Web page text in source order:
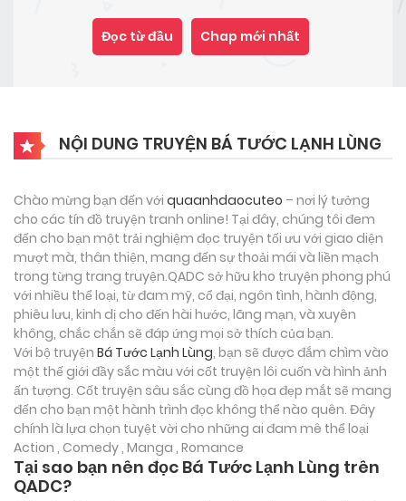
Đọc từ đầu Chap mới nhất
NỘI DUNG TRUYỆN BÁ TƯỚC LẠNH LÙNG
Chào mừng bạn đến với quaanhdaocuteo – nơi lý tưởng
cho các tín đồ truyện tranh online! Tại đây, chúng tôi đem
đến cho bạn một trải nghiệm đọc truyện tối ưu với giao diện
mượt mà, thân thiện, mang đến sự thoải mái và liền mạch
trong từng trang truyện.QADC sở hữu kho truyện phong phú
với nhiều thể loại, từ đam mỹ, cổ đại, ngôn tình, hành động,
phiêu lưu, kinh dị cho đến hài hước, lãng mạn, và xuyên
không, chắc chắn sẽ đáp ứng mọi sở thích của bạn.
Với bộ truyện Bá Tước Lạnh Lùng, bạn sẽ được đắm chìm vào
một thế giới đầy sắc màu với cốt truyện lôi cuốn và hình ảnh
ấn tượng. Cốt truyện sâu sắc cùng đồ họa đẹp mắt sẽ mang
đến cho bạn một hành trình đọc không thể nào quên. Đây
chính là lựa chọn tuyệt vời cho những ai đam mê thể loại
Action , Comedy , Manga , Romance
Tại sao bạn nên đọc Bá Tước Lạnh Lùng trên
QADC?